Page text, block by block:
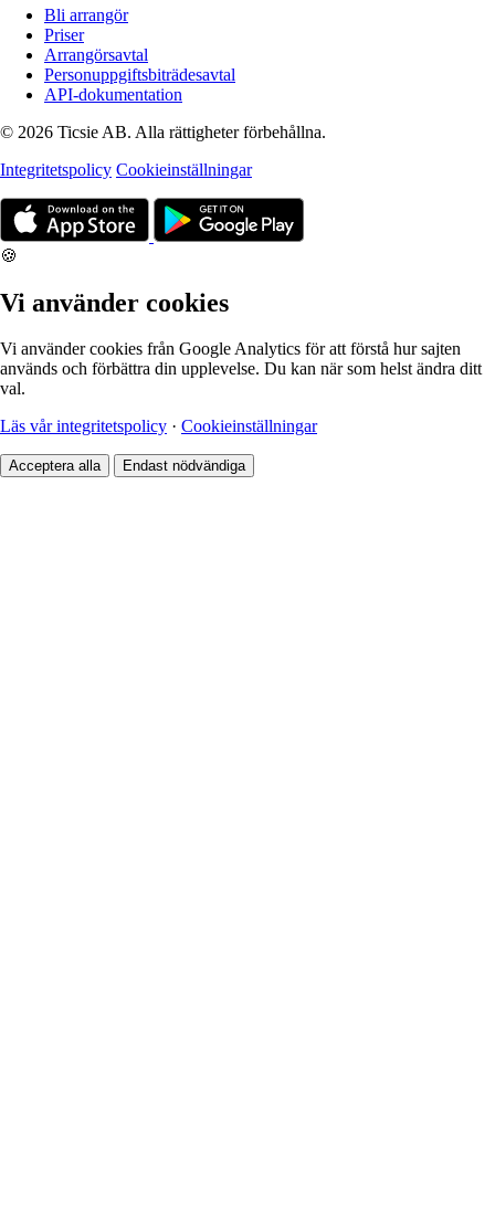
Bli arrangör
Priser
Arrangörsavtal
Personuppgiftsbiträdesavtal
API-dokumentation
© 2026 Ticsie AB. Alla rättigheter förbehållna.
Integritetspolicy Cookieinställningar
🍪
Vi använder cookies
Vi använder cookies från Google Analytics för att förstå hur sajten
används och förbättra din upplevelse. Du kan när som helst ändra ditt
val.
Läs vår integritetspolicy · Cookieinställningar
Acceptera alla Endast nödvändiga